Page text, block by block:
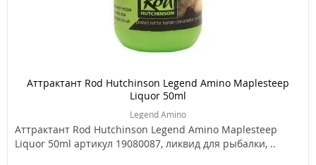
Аттрактант Rod Hutchinson Legend Amino Maplesteep
Liquor 50ml
Legend Amino
Аттрактант Rod Hutchinson Legend Amino Maplesteep
Liquor 50ml артикул 19080087, ликвид для рыбалки, ..